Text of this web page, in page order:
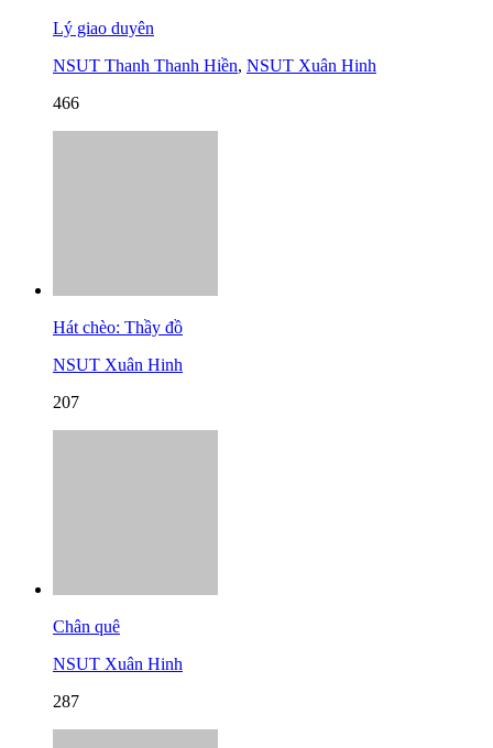
Lý giao duyên
NSUT Thanh Thanh Hiền, NSUT Xuân Hinh
466
Hát chèo: Thầy đồ
NSUT Xuân Hinh
207
Chân quê
NSUT Xuân Hinh
287